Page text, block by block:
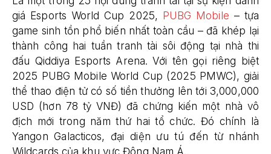
giá Esports World Cup 2025, PUBG Mobile – tựa
game sinh tồn phổ biến nhất toàn cầu – đã khép lại
thành công hai tuần tranh tài sôi động tại nhà thi
đấu Qiddiya Esports Arena. Với tên gọi riêng biệt
2025 PUBG Mobile World Cup (2025 PMWC), giải
thể thao điện tử có số tiền thưởng lên tới 3,000,000
USD (hơn 78 tỷ VNĐ) đã chứng kiến một nhà vô
địch mới trong năm thứ hai tổ chức. Đó chính là
Yangon Galacticos, đại diện ưu tú đến từ nhánh
Wildcards của khu vực Đông Nam Á.